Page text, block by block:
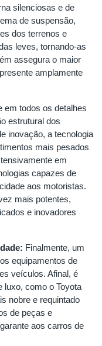
silenciosas e de
de suspensão,
dos terrenos e
leves, tornando-as
assegura o maior
amplamente
em todos os detalhes
estrutural dos
inovação, a tecnologia
mais pesados
em
capazes de
aos motoristas.
mais potentes,
e inovadores
Finalmente, um
equipamentos de
veículos. Afinal, é
luxo, como o Toyota
nobre e requintado
de peças e
aos carros de